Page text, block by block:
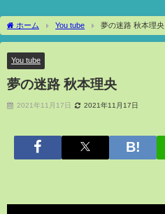
ホーム You tube 夢の迷路 秋本理央
You tube
夢の迷路 秋本理央
2021年11月17日 2021年11月17日